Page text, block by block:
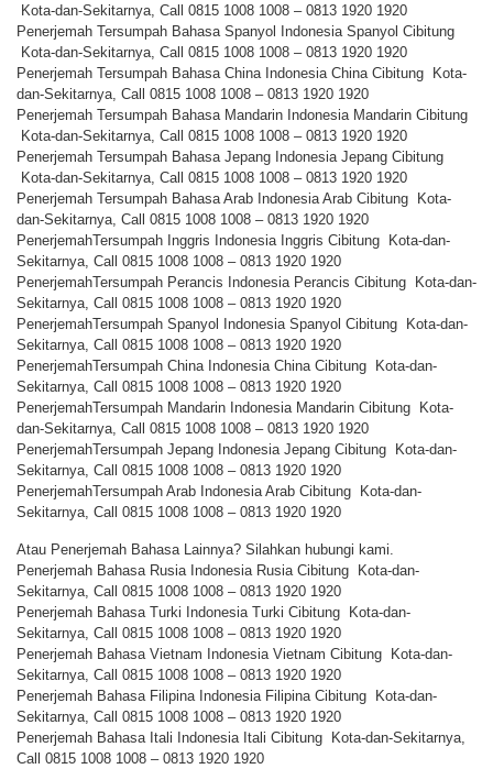
Kota-dan-Sekitarnya, Call 0815 1008 1008 – 0813 1920 1920
Penerjemah Tersumpah Bahasa Spanyol Indonesia Spanyol Cibitung
Kota-dan-Sekitarnya, Call 0815 1008 1008 – 0813 1920 1920
Penerjemah Tersumpah Bahasa China Indonesia China Cibitung Kota-
dan-Sekitarnya, Call 0815 1008 1008 – 0813 1920 1920
Penerjemah Tersumpah Bahasa Mandarin Indonesia Mandarin Cibitung
Kota-dan-Sekitarnya, Call 0815 1008 1008 – 0813 1920 1920
Penerjemah Tersumpah Bahasa Jepang Indonesia Jepang Cibitung
Kota-dan-Sekitarnya, Call 0815 1008 1008 – 0813 1920 1920
Penerjemah Tersumpah Bahasa Arab Indonesia Arab Cibitung Kota-
dan-Sekitarnya, Call 0815 1008 1008 – 0813 1920 1920
PenerjemahTersumpah Inggris Indonesia Inggris Cibitung Kota-dan-
Sekitarnya, Call 0815 1008 1008 – 0813 1920 1920
PenerjemahTersumpah Perancis Indonesia Perancis Cibitung Kota-dan-
Sekitarnya, Call 0815 1008 1008 – 0813 1920 1920
PenerjemahTersumpah Spanyol Indonesia Spanyol Cibitung Kota-dan-
Sekitarnya, Call 0815 1008 1008 – 0813 1920 1920
PenerjemahTersumpah China Indonesia China Cibitung Kota-dan-
Sekitarnya, Call 0815 1008 1008 – 0813 1920 1920
PenerjemahTersumpah Mandarin Indonesia Mandarin Cibitung Kota-
dan-Sekitarnya, Call 0815 1008 1008 – 0813 1920 1920
PenerjemahTersumpah Jepang Indonesia Jepang Cibitung Kota-dan-
Sekitarnya, Call 0815 1008 1008 – 0813 1920 1920
PenerjemahTersumpah Arab Indonesia Arab Cibitung Kota-dan-
Sekitarnya, Call 0815 1008 1008 – 0813 1920 1920
Atau Penerjemah Bahasa Lainnya? Silahkan hubungi kami.
Penerjemah Bahasa Rusia Indonesia Rusia Cibitung Kota-dan-
Sekitarnya, Call 0815 1008 1008 – 0813 1920 1920
Penerjemah Bahasa Turki Indonesia Turki Cibitung Kota-dan-
Sekitarnya, Call 0815 1008 1008 – 0813 1920 1920
Penerjemah Bahasa Vietnam Indonesia Vietnam Cibitung Kota-dan-
Sekitarnya, Call 0815 1008 1008 – 0813 1920 1920
Penerjemah Bahasa Filipina Indonesia Filipina Cibitung Kota-dan-
Sekitarnya, Call 0815 1008 1008 – 0813 1920 1920
Penerjemah Bahasa Itali Indonesia Itali Cibitung Kota-dan-Sekitarnya,
Call 0815 1008 1008 – 0813 1920 1920